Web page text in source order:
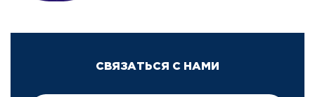
СВЯЗАТЬСЯ С НАМИ